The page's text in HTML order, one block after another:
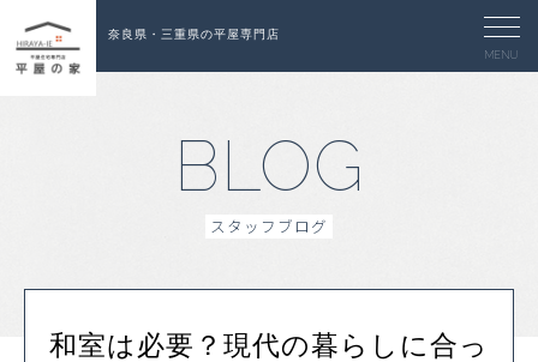
奈良県・三重県の平屋専門店
MENU
BLOG
スタッフブログ
和室は必要？現代の暮らしに合っ